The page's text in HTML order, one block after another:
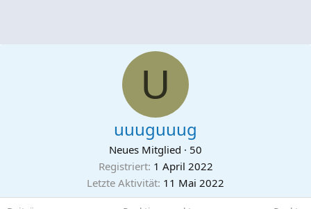
U
uuuguuug
Neues Mitglied · 50
Registriert 1 April 2022
Letzte Aktivität 11 Mai 2022